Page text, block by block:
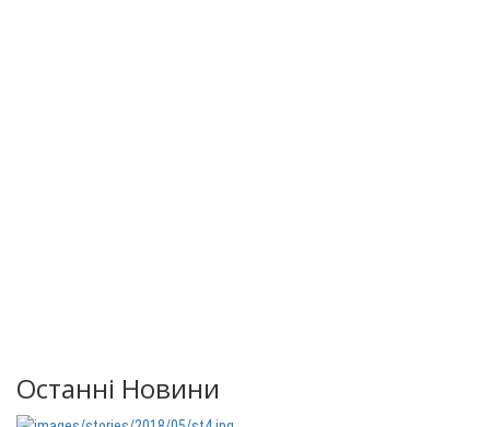
Останні Новини